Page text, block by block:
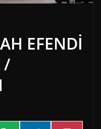
EFENDİ
/